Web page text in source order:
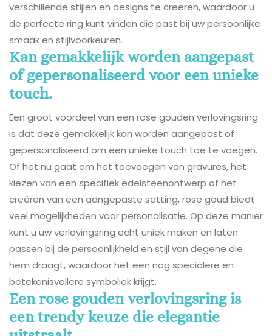
verschillende stijlen en designs te creëren, waardoor u
de perfecte ring kunt vinden die past bij uw persoonlijke
smaak en stijlvoorkeuren.
Kan gemakkelijk worden aangepast
of gepersonaliseerd voor een unieke
touch.
Een groot voordeel van een rose gouden verlovingsring
is dat deze gemakkelijk kan worden aangepast of
gepersonaliseerd om een unieke touch toe te voegen.
Of het nu gaat om het toevoegen van gravures, het
kiezen van een specifiek edelsteenontwerp of het
creëren van een aangepaste setting, rose goud biedt
veel mogelijkheden voor personalisatie. Op deze manier
kunt u uw verlovingsring echt uniek maken en laten
passen bij de persoonlijkheid en stijl van degene die
hem draagt, waardoor het een nog specialere en
betekenisvollere symboliek krijgt.
Een rose gouden verlovingsring is
een trendy keuze die elegantie